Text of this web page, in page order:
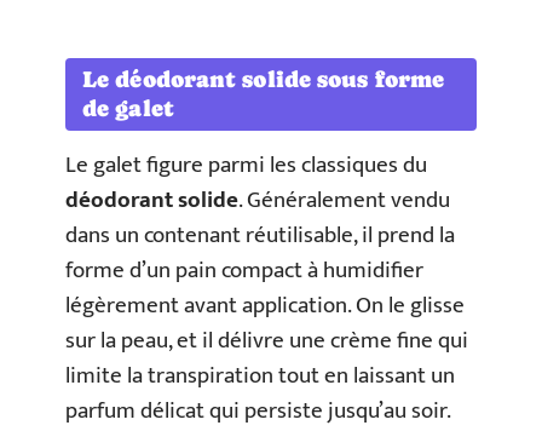
Le déodorant solide sous forme
de galet
Le galet figure parmi les classiques du
déodorant solide. Généralement vendu
dans un contenant réutilisable, il prend la
forme d’un pain compact à humidifier
légèrement avant application. On le glisse
sur la peau, et il délivre une crème fine qui
limite la transpiration tout en laissant un
parfum délicat qui persiste jusqu’au soir.